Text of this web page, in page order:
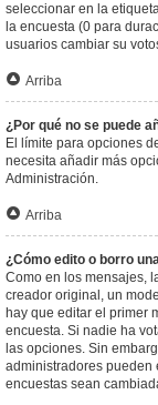
seleccionar en la
la encuesta (0 para
usuarios cambiar su
Arriba
¿Por qué no se puede
El límite para opciones
necesita añadir más
Administración.
Arriba
¿Cómo edito o borro
Como en los mensajes,
creador original, un
hay que editar el primer
encuesta. Si nadie ha
las opciones. Sin
administradores pueden
encuestas sean